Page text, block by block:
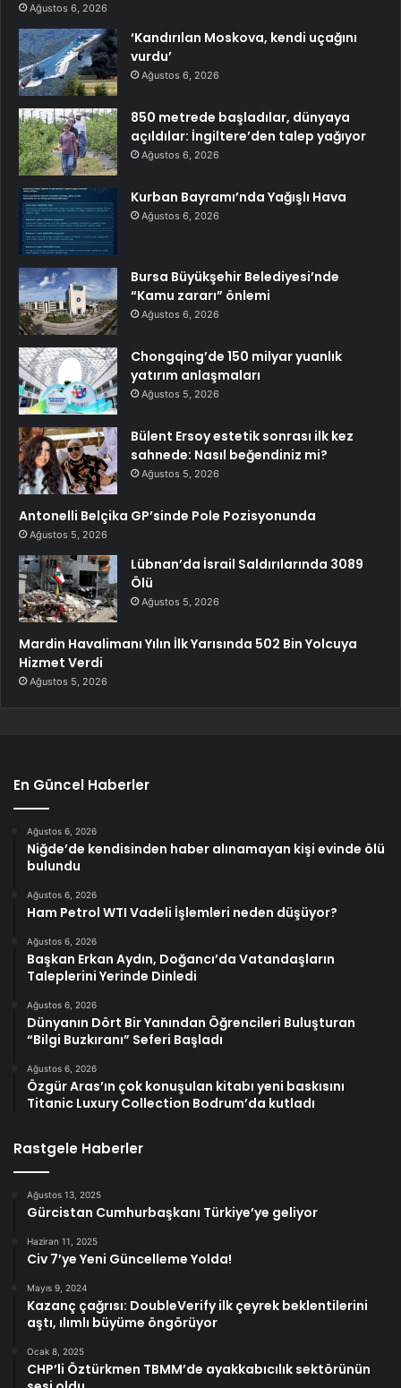
Ağustos 6, 2026
‘Kandırılan Moskova, kendi uçağını
vurdu’
Ağustos 6, 2026
850 metrede başladılar, dünyaya
açıldılar: İngiltere’den talep yağıyor
Ağustos 6, 2026
Kurban Bayramı’nda Yağışlı Hava
Ağustos 6, 2026
Bursa Büyükşehir Belediyesi’nde
“Kamu zararı” önlemi
Ağustos 6, 2026
Chongqing’de 150 milyar yuanlık
yatırım anlaşmaları
Ağustos 5, 2026
Bülent Ersoy estetik sonrası ilk kez
sahnede: Nasıl beğendiniz mi?
Ağustos 5, 2026
Antonelli Belçika GP’sinde Pole Pozisyonunda
Ağustos 5, 2026
Lübnan’da İsrail Saldırılarında 3089
Ölü
Ağustos 5, 2026
Mardin Havalimanı Yılın İlk Yarısında 502 Bin Yolcuya
Hizmet Verdi
Ağustos 5, 2026
En Güncel Haberler
Ağustos 6, 2026
Niğde’de kendisinden haber alınamayan kişi evinde ölü
bulundu
Ağustos 6, 2026
Ham Petrol WTI Vadeli İşlemleri neden düşüyor?
Ağustos 6, 2026
Başkan Erkan Aydın, Doğancı’da Vatandaşların
Taleplerini Yerinde Dinledi
Ağustos 6, 2026
Dünyanın Dört Bir Yanından Öğrencileri Buluşturan
“Bilgi Buzkıranı” Seferi Başladı
Ağustos 6, 2026
Özgür Aras’ın çok konuşulan kitabı yeni baskısını
Titanic Luxury Collection Bodrum’da kutladı
Rastgele Haberler
Ağustos 13, 2025
Gürcistan Cumhurbaşkanı Türkiye’ye geliyor
Haziran 11, 2025
Civ 7’ye Yeni Güncelleme Yolda!
Mayıs 9, 2024
Kazanç çağrısı: DoubleVerify ilk çeyrek beklentilerini
aştı, ılımlı büyüme öngörüyor
Ocak 8, 2025
CHP’li Öztürkmen TBMM’de ayakkabıcılık sektörünün